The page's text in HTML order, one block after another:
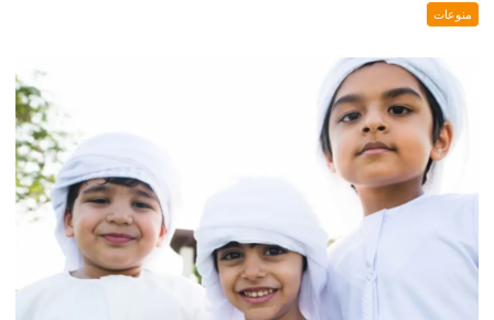
منوعات